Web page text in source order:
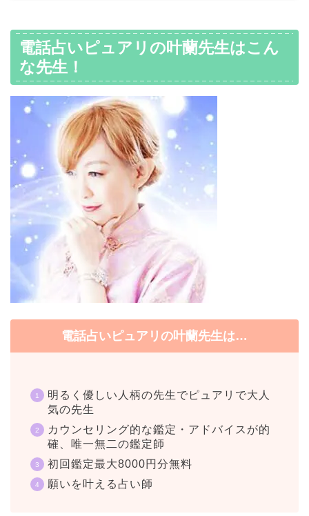
電話占いピュアリの叶蘭先生はこん
な先生！
電話占いピュアリの叶蘭先生は…
明るく優しい人柄の先生でピュアリで大人
気の先生
カウンセリング的な鑑定・アドバイスが的
確、唯一無二の鑑定師
初回鑑定最大8000円分無料
願いを叶える占い師